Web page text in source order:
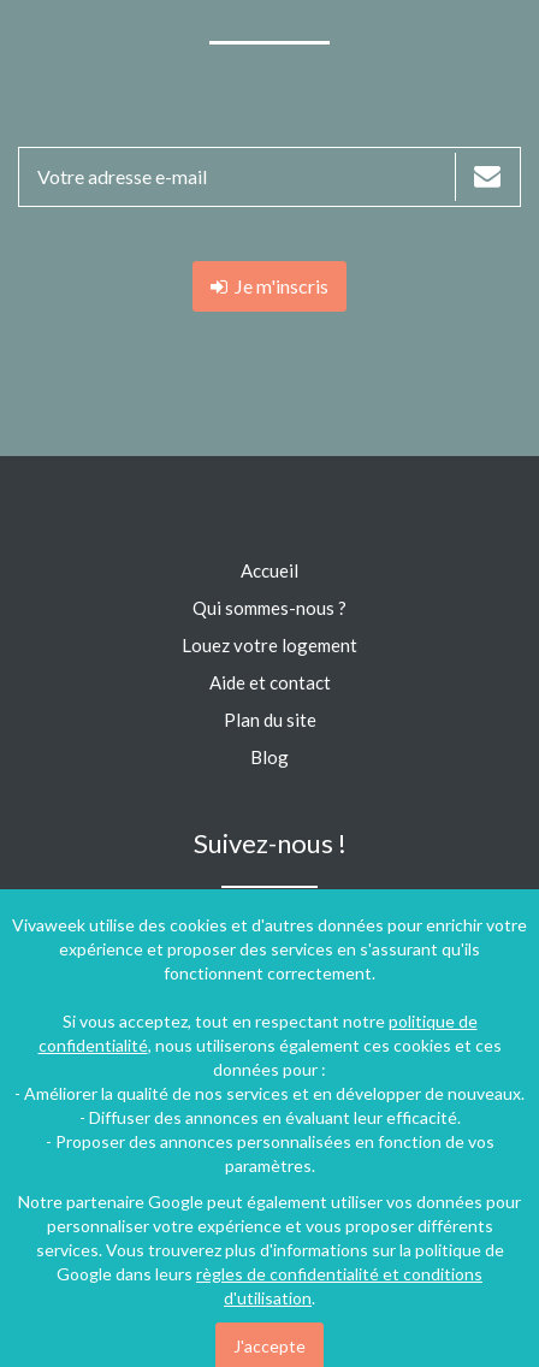
Je m'inscris
Vivaweek utilise des cookies et d'autres données pour enrichir votre
expérience et proposer des services en s'assurant qu'ils
fonctionnent correctement.
Si vous acceptez, tout en respectant notrepolitique de
confidentialité, nous utiliserons également ces cookies et ces
données pour :
- Améliorer la qualité de nos services et en développer de nouveaux.
- Diffuser des annonces en évaluant leur efficacité.
- Proposer des annonces personnalisées en fonction de vos
paramètres.
Notre partenaire Google peut également utiliser vos données pour
personnaliser votre expérience et vous proposer différents
services. Vous trouverez plus d'informations sur la politique de
Google dans leurs règles de confidentialité et conditions
d'utilisation.
J'accepte
Accueil
Qui sommes-nous ?
Louez votre logement
Aide et contact
Plan du site
Blog
Suivez-nous !
Conditions générales d'utilisation- Politique de confidentialité
Copyright © 2009 ‐ 2026 Vivaweek ‐ Tous droits réservés ‐
Dernière mise à jour du site : 06 août 2026